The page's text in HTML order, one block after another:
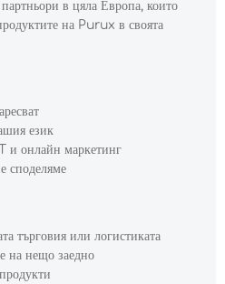
в цяла Европа, които
на Purux в своята
език
и онлайн маркетинг
споделяме
търговия или логистиката
на нещо заедно